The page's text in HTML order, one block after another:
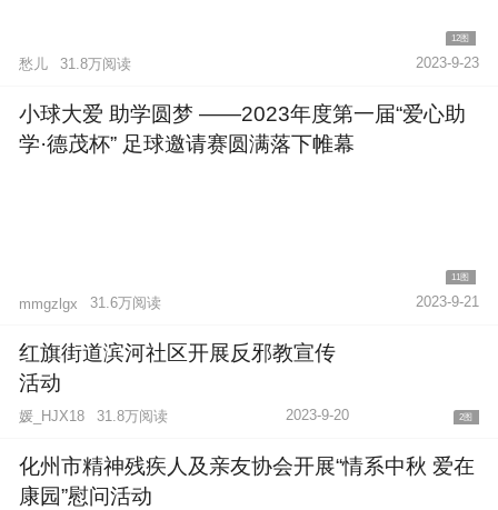
12图
愁儿 31.8万阅读 2023-9-23
小球大爱 助学圆梦 ——2023年度第一届“爱心助
学·德茂杯” 足球邀请赛圆满落下帷幕
11图
mmgzlgx 31.6万阅读 2023-9-21
红旗街道滨河社区开展反邪教宣传
活动
2图
媛_HJX18 31.8万阅读 2023-9-20
化州市精神残疾人及亲友协会开展“情系中秋 爱在
康园”慰问活动